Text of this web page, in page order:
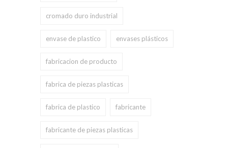
cromado duro industrial
envase de plastico envases plásticos
fabricacion de producto
fabrica de piezas plasticas
fabrica de plastico fabricante
fabricante de piezas plasticas